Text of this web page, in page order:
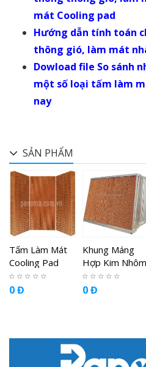
mát Cooling pad
Hướng dẫn tính toán
thông gió, làm mát
Dowload file So sánh
một số loại tấm làm
nay
SẢN PHẨM
Tấm Làm Mát
Cooling Pad
TTC
0 Đ
Khung Máng
Hợp Kim Nhôm
0 Đ